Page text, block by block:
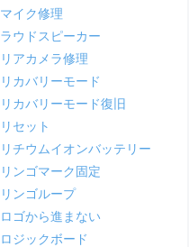
マイク修理
ラウドスピーカー
リアカメラ修理
リカバリーモード
リカバリーモード復旧
リセット
リチウムイオンバッテリー
リンゴマーク固定
リンゴループ
ロゴから進まない
ロジックボード